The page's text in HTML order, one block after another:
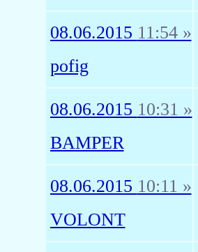
08.06.2015 11:54 »
pofig
08.06.2015 10:31 »
BAMPER
08.06.2015 10:11 »
VOLONT